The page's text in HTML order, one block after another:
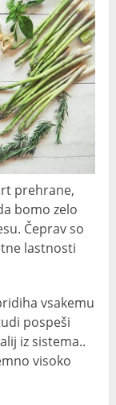
prehrane,
bomo zelo
Čeprav so
lastnosti
vsakemu
pospeši
iz sistema..
visoko